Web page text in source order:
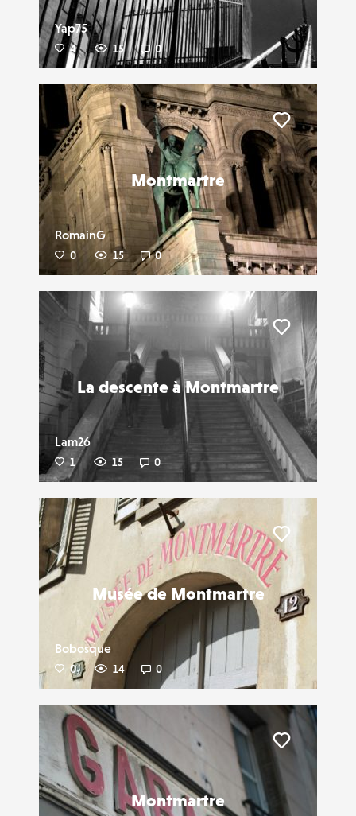
Yap75
4 15 0
Montmartre
RomainG
0 15 0
Liker
La descente à Montmartre
Lam26
1 15 0
Liker
Musée de Montmartre
Bobosque
0 14 0
Montmartre